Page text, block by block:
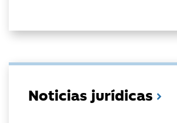
Noticias jurídicas